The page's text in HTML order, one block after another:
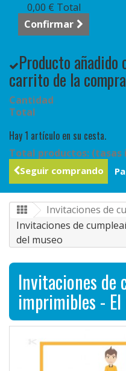
0,00 € Total
Confirmar
Producto
carrito de la compra
Cantidad
Total
Hay 1 artículo en su cesta.
Total productos: (tasas
Seguir comprando
Invitaciones de
Invitaciones de
del museo
Invitaciones de
imprimibles -